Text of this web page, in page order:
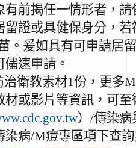
有前揭任一情形者，
留證或具健保身分，
。爰如具有可申請居
速申請。
治衛教素材1份，更多
材或影片等資訊，可
）/傳染
染病/M痘專區項下查